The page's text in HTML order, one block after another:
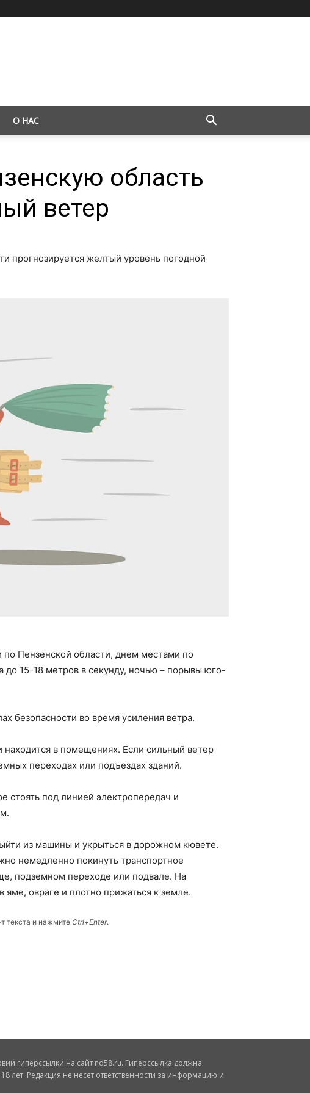
О НАС
область
ветер
прогнозируется желтый уровень погодной
Пензенской области, днем местами по
до 15-18 метров в секунду, ночью – порывы юго-
безопасности во время усиления ветра.
находится в помещениях. Если сильный ветер
переходах или подъездах зданий.
стоять под линией электропередач и
из машины и укрыться в дорожном кювете.
немедленно покинуть транспортное
подземном переходе или подвале. На
овраге и плотно прижаться к земле.
текста и нажмите Ctrl+Enter.
гиперссылки на сайт nd58.ru. Гиперссылка должна
лет. Редакция не несет ответственности за информацию и